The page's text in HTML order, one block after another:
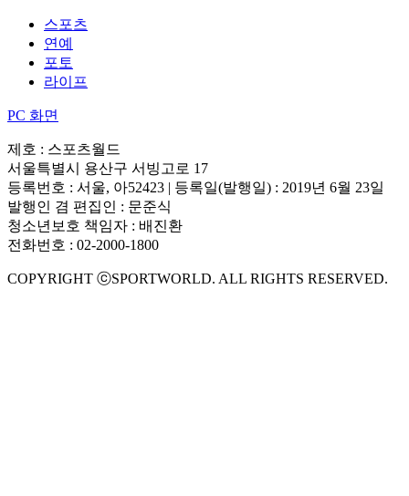
스포츠
연예
포토
라이프
PC 화면
제호 : 스포츠월드
서울특별시 용산구 서빙고로 17
등록번호 : 서울, 아52423 | 등록일(발행일) : 2019년 6월 23일
발행인 겸 편집인 : 문준식
청소년보호 책임자 : 배진환
전화번호 : 02-2000-1800
COPYRIGHT ⓒSPORTWORLD. ALL RIGHTS RESERVED.